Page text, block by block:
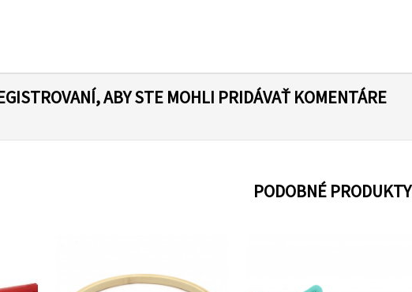
ABY STE MOHLI PRIDÁVAŤ KOMENTÁRE
PODOBNÉ PRODUKTY